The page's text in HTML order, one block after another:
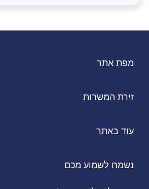
מפת אתר
זירת המשרות
עוד באתר
נשמח לשמוע מכם